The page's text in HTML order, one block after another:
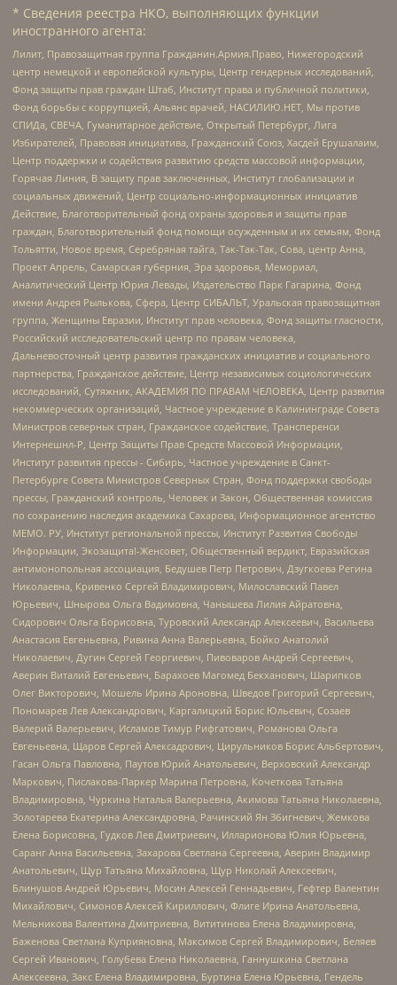
* Сведения реестра НКО, выполняющих функции
иностранного агента:
Лилит, Правозащитная группа Гражданин.Армия.Право, Нижегородский
центр немецкой и европейской культуры, Центр гендерных исследований,
Фонд защиты прав граждан Штаб, Институт права и публичной политики,
Фонд борьбы с коррупцией, Альянс врачей, НАСИЛИЮ.НЕТ, Мы против
СПИДа, СВЕЧА, Гуманитарное действие, Открытый Петербург, Лига
Избирателей, Правовая инициатива, Гражданский Союз, Хасдей Ерушалаим,
Центр поддержки и содействия развитию средств массовой информации,
Горячая Линия, В защиту прав заключенных, Институт глобализации и
социальных движений, Центр социально-информационных инициатив
Действие, Благотворительный фонд охраны здоровья и защиты прав
граждан, Благотворительный фонд помощи осужденным и их семьям, Фонд
Тольятти, Новое время, Серебряная тайга, Так-Так-Так, Сова, центр Анна,
Проект Апрель, Самарская губерния, Эра здоровья, Мемориал,
Аналитический Центр Юрия Левады, Издательство Парк Гагарина, Фонд
имени Андрея Рылькова, Сфера, Центр СИБАЛЬТ, Уральская правозащитная
группа, Женщины Евразии, Институт прав человека, Фонд защиты гласности,
Российский исследовательский центр по правам человека,
Дальневосточный центр развития гражданских инициатив и социального
партнерства, Гражданское действие, Центр независимых социологических
исследований, Сутяжник, АКАДЕМИЯ ПО ПРАВАМ ЧЕЛОВЕКА, Центр развития
некоммерческих организаций, Частное учреждение в Калининграде Совета
Министров северных стран, Гражданское содействие, Трансперенси
Интернешнл-Р, Центр Защиты Прав Средств Массовой Информации,
Институт развития прессы - Сибирь, Частное учреждение в Санкт-
Петербурге Совета Министров Северных Стран, Фонд поддержки свободы
прессы, Гражданский контроль, Человек и Закон, Общественная комиссия
по сохранению наследия академика Сахарова, Информационное агентство
МЕМО. РУ, Институт региональной прессы, Институт Развития Свободы
Информации, Экозащита!-Женсовет, Общественный вердикт, Евразийская
антимонопольная ассоциация, Бедушев Петр Петрович, Дзугкоева Регина
Николаевна, Кривенко Сергей Владимирович, Милославский Павел
Юрьевич, Шнырова Ольга Вадимовна, Чанышева Лилия Айратовна,
Сидорович Ольга Борисовна, Туровский Александр Алексеевич, Васильева
Анастасия Евгеньевна, Ривина Анна Валерьевна, Бойко Анатолий
Николаевич, Дугин Сергей Георгиевич, Пивоваров Андрей Сергеевич,
Аверин Виталий Евгеньевич, Барахоев Магомед Бекханович, Шарипков
Олег Викторович, Мошель Ирина Ароновна, Шведов Григорий Сергеевич,
Пономарев Лев Александрович, Каргалицкий Борис Юльевич, Созаев
Валерий Валерьевич, Исламов Тимур Рифгатович, Романова Ольга
Евгеньевна, Щаров Сергей Алексадрович, Цирульников Борис Альбертович,
Гасан Ольга Павловна, Паутов Юрий Анатольевич, Верховский Александр
Маркович, Пислакова-Паркер Марина Петровна, Кочеткова Татьяна
Владимировна, Чуркина Наталья Валерьевна, Акимова Татьяна Николаевна,
Золотарева Екатерина Александровна, Рачинский Ян Збигневич, Жемкова
Елена Борисовна, Гудков Лев Дмитриевич, Илларионова Юлия Юрьевна,
Саранг Анна Васильевна, Захарова Светлана Сергеевна, Аверин Владимир
Анатольевич, Щур Татьяна Михайловна, Щур Николай Алексеевич,
Блинушов Андрей Юрьевич, Мосин Алексей Геннадьевич, Гефтер Валентин
Михайлович, Симонов Алексей Кириллович, Флиге Ирина Анатольевна,
Мельникова Валентина Дмитриевна, Вититинова Елена Владимировна,
Баженова Светлана Куприяновна, Максимов Сергей Владимирович, Беляев
Сергей Иванович, Голубева Елена Николаевна, Ганнушкина Светлана
Алексеевна, Закс Елена Владимировна, Буртина Елена Юрьевна, Гендель